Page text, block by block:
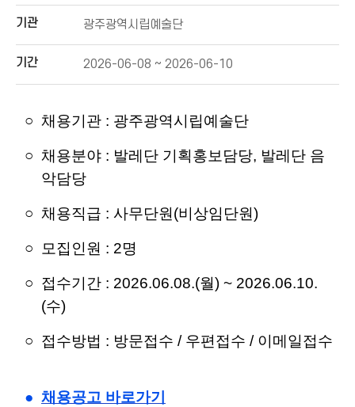
기관 광주광역시립예술단
기간 2026-06-08 ~ 2026-06-10